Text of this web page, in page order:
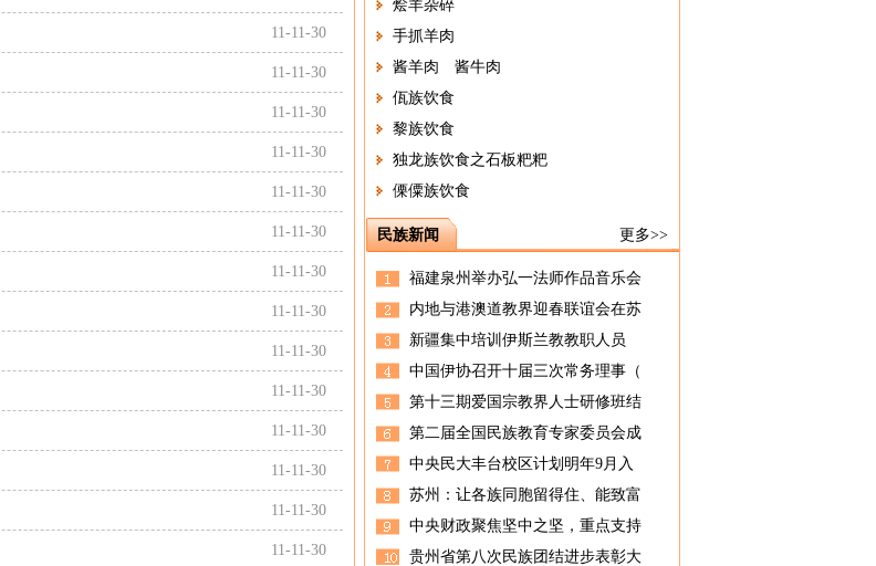
11-11-30
11-11-30
11-11-30
11-11-30
11-11-30
11-11-30
11-11-30
11-11-30
11-11-30
11-11-30
11-11-30
11-11-30
11-11-30
11-11-30
烩羊杂碎
手抓羊肉
酱羊肉 酱牛肉
佤族饮食
黎族饮食
独龙族饮食之石板粑粑
傈僳族饮食
更多>>
民族新闻
福建泉州举办弘一法师作品音乐会
内地与港澳道教界迎春联谊会在苏
新疆集中培训伊斯兰教教职人员
中国伊协召开十届三次常务理事（
第十三期爱国宗教界人士研修班结
第二届全国民族教育专家委员会成
中央民大丰台校区计划明年9月入
苏州：让各族同胞留得住、能致富
中央财政聚焦坚中之坚，重点支持
贵州省第八次民族团结进步表彰大